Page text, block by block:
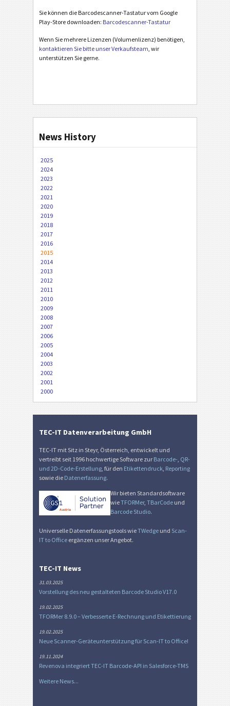
Sie können die Barcodescanner-Tastatur vom Google
Play-Store downloaden: Barcodescanner-Tastatur
Wenn Sie mehrere Lizenzen (Volumenlizenz) benötigen,
kontaktieren Sie bitte unser Verkaufsteam, wir
unterstützen Sie gerne.
News History
2025
2024
2023
2022
2021
2020
2019
2018
2017
2016
2015
2014
2013
2012
2011
2010
2009
2008
2007
2006
2005
2004
2003
2002
2001
2000
TEC-IT Datenverarbeitung GmbH
TEC-IT mit Sitz in Steyr, Österreich, entwickelt und
vertreibt seit 1996 hochwertige Software zur Barcode-, QR-
und 2D-Code-Erstellung, für den Etikettendruck, Reporting
sowie die Datenerfassung.
Wir bieten Standardsoftware
wieTFORMer,TBarCode und
Barcode Studio.
Universelle Datenerfassungstools wieTWedge und Scan-
IT to Office ergänzen unser Angebot.
TEC-IT News
31.03.2025
Vorstellung des neu gestalteten Barcode Studio V17.0
19.02.2025
TFORMer 8.9.0 – Verbesserte E-Rechnung und Etikettierung
19.02.2025
Neue Scanner-Geräteunterstützung für Scan-IT to Office!
19.11.2024
Revenova integriert TEC-IT Barcode-API in Salesforce-TMS
Weitere News...